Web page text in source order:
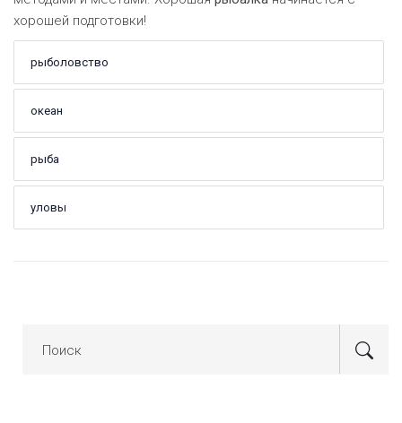
хорошей подготовки!
рыболовство
океан
рыба
уловы